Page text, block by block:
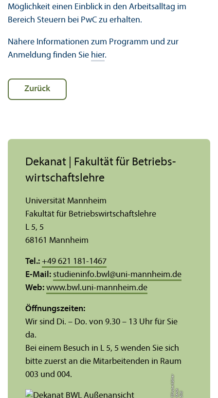
Möglichkeit einen Einblick in den Arbeits­alltag im
Bereich Steuern bei PwC zu erhalten.
Nähere Informationen zum Programm und zur
Anmeldung finden Sie hier.
Zurück
Bil
d:
X
e
ni
aM
ü
n
s
te
r
k
ö
t
t
e
r
Dekanat | Fakultät für Betriebs­
wirtschafts­lehre
Universität Mannheim
Fakultät für Betriebs­wirtschafts­lehre
L 5, 5
68161 Mannheim
Tel.: +49 621 181-1467
E-Mail: studieninfo.bwl @uni-mannheim.de
Web: www.bwl.uni-mannheim.de
Öffnungs­zeiten:
Wir sind Di. – Do. von 9.30 – 13 Uhr für Sie
da.
Bei einem Besuch in L 5, 5 wenden Sie sich
bitte zuerst an die Mitarbeitenden in Raum
003 und 004.